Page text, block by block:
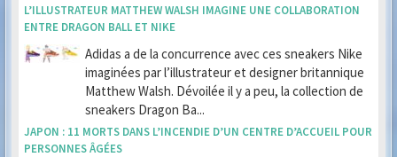
L’ILLUSTRATEUR MATTHEW WALSH IMAGINE UNE COLLABORATION
ENTRE DRAGON BALL ET NIKE
Adidas a de la concurrence avec ces sneakers Nike
imaginées par l’illustrateur et designer britannique
Matthew Walsh. Dévoilée il y a peu, la collection de
sneakers Dragon Ba...
JAPON : 11 MORTS DANS L’INCENDIE D’UN CENTRE D’ACCUEIL POUR
PERSONNES ÂGÉES